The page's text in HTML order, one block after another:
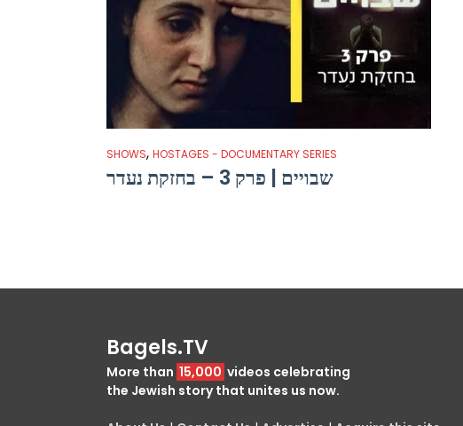
SHOWS, HOSTAGES - DOCUMENTARY SERIES
שבויים | פרק 3 – בחזקת נעדר
Bagels.TV
More than 15,000 videos celebrating
the Jewish story that unites us now.